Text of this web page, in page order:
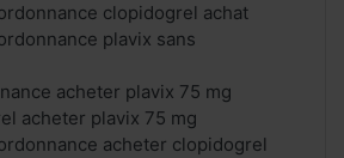
clopidogrel achat
plavix sans
acheter plavix 75 mg
acheter plavix 75 mg
acheter clopidogrel